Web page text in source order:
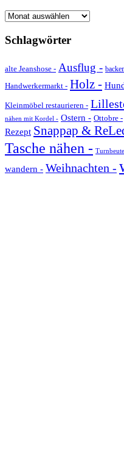
Archiv
Schlagwörter
alte Jeanshose - Ausflug -
Handwerkermarkt - Holz -
Kleinmöbel restaurieren -
nähen mit Kordel - Ostern - Ottobre -
Rezept Snappap &
Tasche nähen -
wandern - Weihnachten -